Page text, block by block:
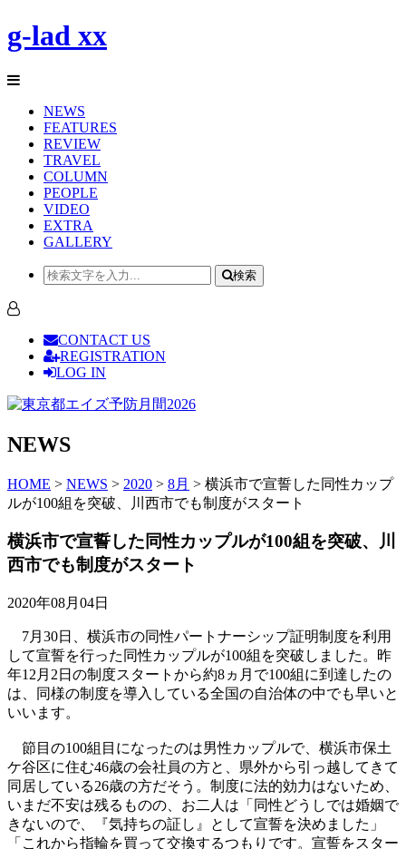
g-lad xx
NEWS
FEATURES
REVIEW
TRAVEL
COLUMN
PEOPLE
VIDEO
EXTRA
GALLERY
検索
CONTACT US
REGISTRATION
LOG IN
NEWS
HOME > NEWS > 2020 > 8月 > 横浜市で宣誓した同性カップ
ルが100組を突破、川西市でも制度がスタート
横浜市で宣誓した同性カップルが100組を突破、川
西市でも制度がスタート
2020年08月04日
7月30日、横浜市の同性パートナーシップ証明制度を利用
して宣誓を行った同性カップルが100組を突破しました。昨
年12月2日の制度スタートから約8ヵ月で100組に到達したの
は、同様の制度を導入している全国の自治体の中でも早いと
いいます。
節目の100組目になったのは男性カップルで、横浜市保土
ケ谷区に住む46歳の会社員の方と、県外から引っ越してきて
同居している26歳の方だそう。制度に法的効力はないため、
いまだ不安は残るものの、お二人は「同性どうしでは婚姻で
きないので、『気持ちの証し』として宣誓を決めました」
「これから指輪を買って交換するつもりです。宣誓をスター